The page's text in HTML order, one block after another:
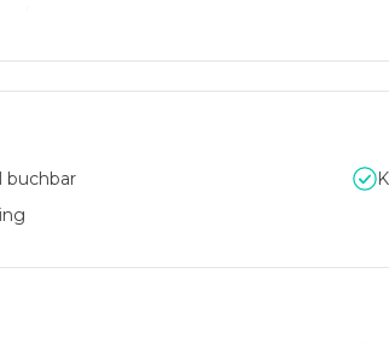
Ihnen zudem auch noch das Altia
für Ihr Event zur Verfügung.
buchbar